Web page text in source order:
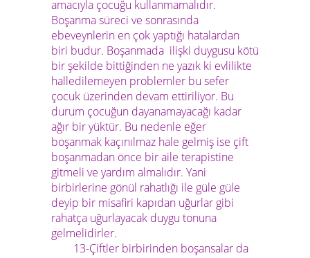
amacıyla çocuğu kullanmamalıdır.
Boşanma süreci ve sonrasında
ebeveynlerin en çok yaptığı hatalardan
biri budur. Boşanmada ilişki duygusu kötü
bir şekilde bittiğinden ne yazık ki evlilikte
halledilemeyen problemler bu sefer
çocuk üzerinden devam ettiriliyor. Bu
durum çocuğun dayanamayacağı kadar
ağır bir yüktür. Bu nedenle eğer
boşanmak kaçınılmaz hale gelmiş ise çift
boşanmadan önce bir aile terapistine
gitmeli ve yardım almalıdır. Yani
birbirlerine gönül rahatlığı ile güle güle
deyip bir misafiri kapıdan uğurlar gibi
rahatça uğurlayacak duygu tonuna
gelmelidirler.
13-Çiftler birbirinden boşansalar da